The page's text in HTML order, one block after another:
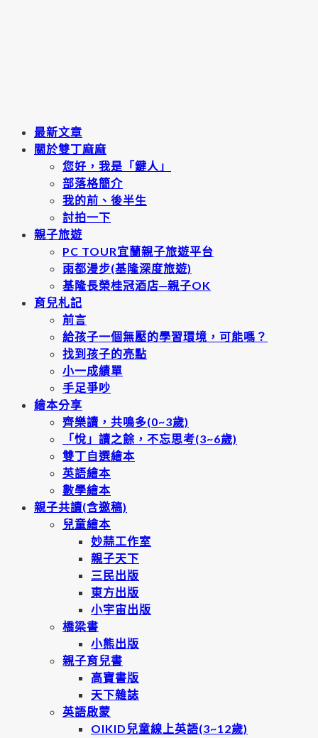
最新文章
關於雙丁麻麻
您好，我是「鍵人」
部落格簡介
我的前、後半生
討拍一下
親子旅遊
PC TOUR宜蘭親子旅遊平台
雨都漫步(基隆深度旅遊)
基隆長榮桂冠酒店─親子OK
育兒札記
前言
給孩子一個無壓的學習環境，可能嗎？
找到孩子的亮點
小一成績單
手足爭吵
繪本分享
齊樂讀，共鳴多(0~3歲)
「悅」讀之餘，不忘思考(3~6歲)
雙丁自選繪本
英語繪本
數學繪本
親子共讀(含邀稿)
兒童繪本
妙蒜工作室
親子天下
三民出版
東方出版
小宇宙出版
橋梁書
小熊出版
親子育兒書
高寶書版
天下雜誌
英語啟蒙
OIKID兒童線上英語(3~12歲)